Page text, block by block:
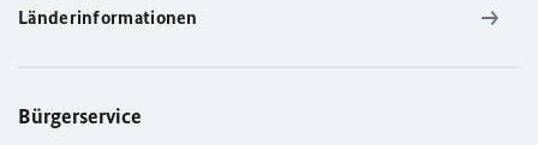
Länderinformationen
Bürgerservice